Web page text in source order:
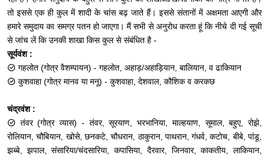
तो इससे एक ही कुल में शादी के चांस बढ़ जाते हैं। इससे संतानों में अक्षमता आएगी और
हमारे समुदाय का समग्र पतन हो जाएगा। मैं सभी से अनुरोध करता हूं कि नीचे दी गई सूची
से जांच लें कि उनकी शाखा किस कुल से संबंधित है -
सूर्यवंश :
गहलोत (गोत्र वैशम्पायन) - गहलोत, अहाड़/अहाड़ियान, बालियान, व ढाकियान
कुशवाहा (गोत्र मानव या मनू) - कुशवाहा, देशवाल, कौशिक व करकछ
चंद्रवंश :
तंवर (गोत्र व्यास) - तंवर, सूरयाण, भरभानिया, माल्‍हयाण, सूमाल, बहुए, रोझे,
रोलियान, चौबियान, खोसे, छनकटे, चौधरान, ठाकुरान, पाथरान, गंधर्व, कटोच, बीबे, पांडू,
झब्‍बे, झपाल, संसारिया/चंदसारिया, कपासिया, दैरवार, जिनवार, काकतीय, लाकियान,